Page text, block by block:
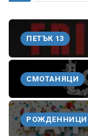
ПЕТЪК 13
СМОТАНЯЦИ
РОЖДЕННИЦИ